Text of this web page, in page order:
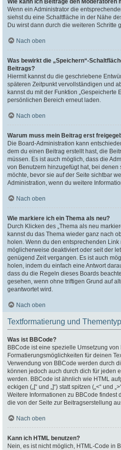
Wie kann ich Beiträge den Moderatoren
Wenn ein Administrator die
siehst du eine Schaltfläche in der Nähe
Du wirst dann durch die weiteren Schritte
Nach oben
Was bewirkt die „Speichern“-
Beitrags?
Hiermit kannst du die geschriebene
späteren Zeitpunkt vervollständigen und
kannst du mit der Funktion „Gespeicherte
persönlichen Bereich erneut laden.
Nach oben
Warum muss mein Beitrag erst
Die Board-Administration kann
dem du einen Beitrag erstellt hast, die
müssen. Es ist auch möglich, dass die
von Benutzern hinzugefügt hat, bei
möchte, bevor sie auf der Seite sichtbar
Administration, wenn du weitere
Nach oben
Wie markiere ich ein Thema als neu?
Durch Klicken des „Thema als neu
kannst du das Thema wieder ganz nach
holen. Wenn du den entsprechenden
möglicherweise deaktiviert oder seit der
genügend Zeit vergangen. Es ist auch
holen, indem du einfach eine Antwort
dass du die Regeln dieses Boards
gesehen, wenn ohne triftigen Grund auf
geantwortet wird.
Nach oben
Textformatierung und
Was ist BBCode?
BBCode ist eine spezielle Umsetzung
Formatierungsmöglichkeiten für deinen
Verwendung von BBCode werden durch
können jedoch auch durch dich für jeden
werden. BBCode ist ähnlich wie HTML
eckigen („[“ und „]“) statt spitzen („<“ und
Weitere Informationen zu BBCode findest
die von der Seite zur Beitragserstellung
Nach oben
Kann ich HTML benutzen?
Nein, es ist nicht möglich, HTML-Code in